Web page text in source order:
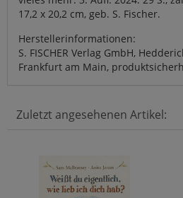
17,2 x 20,2 cm, geb. S. Fischer.
Herstellerinformationen:
S. FISCHER Verlag GmbH,
Frankfurt am Main,
Zuletzt angesehenen Artikel: